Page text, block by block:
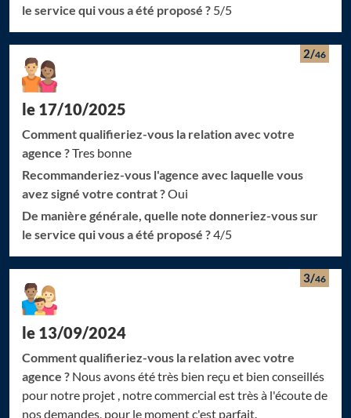
le service qui vous a été proposé ? 5/5
2/46
le 17/10/2025
Comment qualifieriez-vous la relation avec votre
agence ?Tres bonne
Recommanderiez-vous l'agence avec laquelle vous
avez signé votre contrat ?Oui
De manière générale, quelle note donneriez-vous sur
le service qui vous a été proposé ?4/5
3/46
le 13/09/2024
Comment qualifieriez-vous la relation avec votre
agence ? Nous avons été très bien reçu et bien conseillés
pour notre projet , notre commercial est très à l'écoute de
nos demandes, pour le moment c'est parfait.